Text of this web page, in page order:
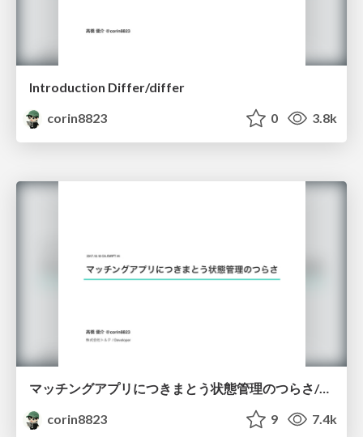
Introduction Differ/differ
corin8823
0 3.8k
マッチングアプリにつきまとう状態管理のつらさ/torte_state
corin8823
9 7.4k